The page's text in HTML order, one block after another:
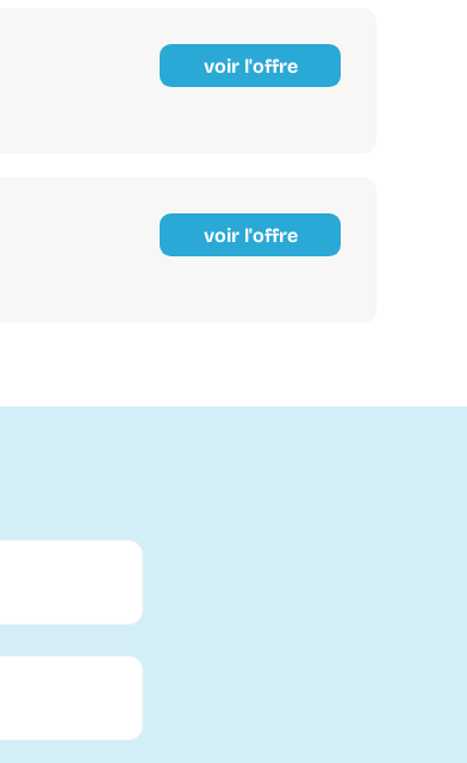
voir l'offre
voir l'offre